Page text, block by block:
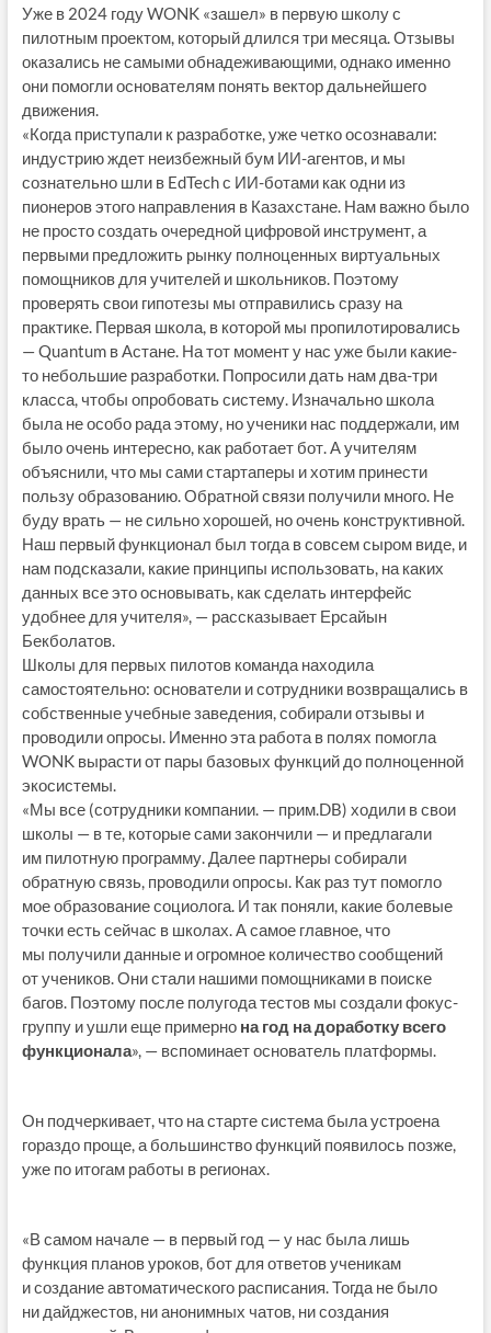
Уже в 2024 году WONK «зашел» в первую школу с
пилотным проектом, который длился три месяца. Отзывы
оказались не самыми обнадеживающими, однако именно
они помогли основателям понять вектор дальнейшего
движения.
«Когда приступали к разработке, уже четко осознавали:
индустрию ждет неизбежный бум ИИ-агентов, и мы
сознательно шли в EdTech с ИИ-ботами как одни из
пионеров этого направления в Казахстане. Нам важно было
не просто создать очередной цифровой инструмент, а
первыми предложить рынку полноценных виртуальных
помощников для учителей и школьников. Поэтому
проверять свои гипотезы мы отправились сразу на
практике. Первая школа, в которой мы пропилотировались
— Quantum в Астане. На тот момент у нас уже были какие-
то небольшие разработки. Попросили дать нам два-три
класса, чтобы опробовать систему. Изначально школа
была не особо рада этому, но ученики нас поддержали, им
было очень интересно, как работает бот. А учителям
объяснили, что мы сами стартаперы и хотим принести
пользу образованию. Обратной связи получили много. Не
буду врать — не сильно хорошей, но очень конструктивной.
Наш первый функционал был тогда в совсем сыром виде, и
нам подсказали, какие принципы использовать, на каких
данных все это основывать, как сделать интерфейс
удобнее для учителя», — рассказывает Ерсайын
Бекболатов.
Школы для первых пилотов команда находила
самостоятельно: основатели и сотрудники возвращались в
собственные учебные заведения, собирали отзывы и
проводили опросы. Именно эта работа в полях помогла
WONK вырасти от пары базовых функций до полноценной
экосистемы.
«Мы все (сотрудники компании. — прим.DB) ходили в свои
школы — в те, которые сами закончили — и предлагали
им пилотную программу. Далее партнеры собирали
обратную связь, проводили опросы. Как раз тут помогло
мое образование социолога. И так поняли, какие болевые
точки есть сейчас в школах. А самое главное, что
мы получили данные и огромное количество сообщений
от учеников. Они стали нашими помощниками в поиске
багов. Поэтому после полугода тестов мы создали фокус-
группу и ушли еще примерно на год на доработку всего
функционала», — вспоминает основатель платформы.
Он подчеркивает, что на старте система была устроена
гораздо проще, а большинство функций появилось позже,
уже по итогам работы в регионах.
«В самом начале — в первый год — у нас была лишь
функция планов уроков, бот для ответов ученикам
и создание автоматического расписания. Тогда не было
ни дайджестов, ни анонимных чатов, ни создания